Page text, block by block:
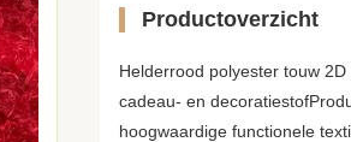
Productoverzicht
Helderrood polyester touw
cadeau- en
hoogwaardige functionele